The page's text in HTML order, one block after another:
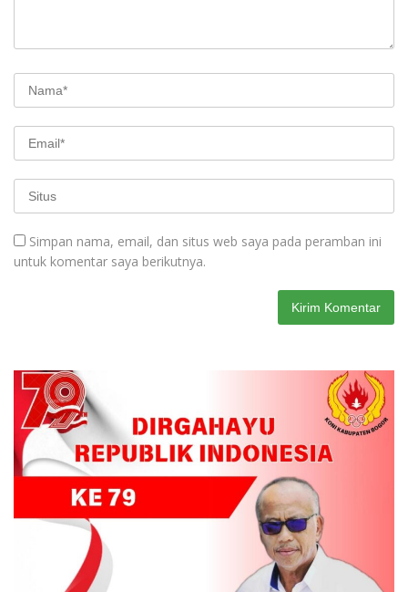
Simpan nama, email, dan situs web saya pada peramban ini
untuk komentar saya berikutnya.